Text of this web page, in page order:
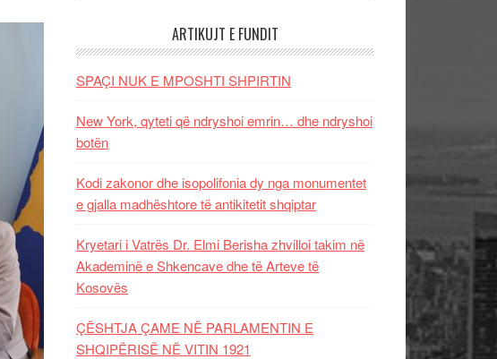
ARTIKUJT E FUNDIT
SPAÇI NUK E MPOSHTI SHPIRTIN
New York, qyteti që ndryshoi emrin… dhe ndryshoi
botën
Kodi zakonor dhe isopolifonia dy nga monumentet
e gjalla madhështore të antikitetit shqiptar
Kryetari i Vatrës Dr. Elmi Berisha zhvilloi takim në
Akademinë e Shkencave dhe të Arteve të
Kosovës
ÇËSHTJA ÇAME NË PARLAMENTIN E
SHQIPËRISË NË VITIN 1921